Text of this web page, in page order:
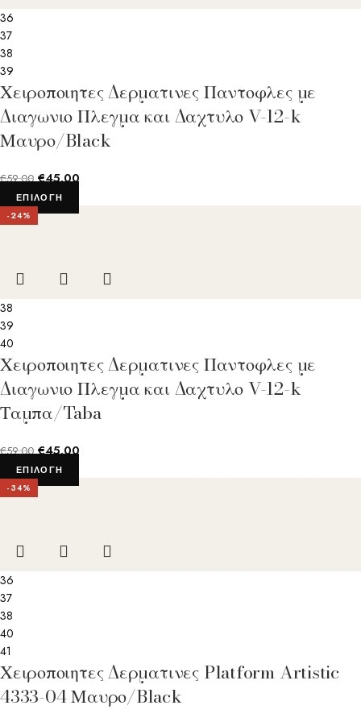
36
37
38
39
Χειροποιητες Δερματινες Παντοφλες με
Διαγωνιο Πλεγμα και Δαχτυλο V-12-k
Μαυρο/Black
€59.00 €45.00
ΕΠΙΛΟΓΉ
-24%
38
39
40
Χειροποιητες Δερματινες Παντοφλες με
Διαγωνιο Πλεγμα και Δαχτυλο V-12-k
Ταμπα/Taba
€59.00 €45.00
ΕΠΙΛΟΓΉ
-34%
36
37
38
40
41
Χειροποιητες Δερματινες Platform Artistic
4333-04 Μαυρο/Black